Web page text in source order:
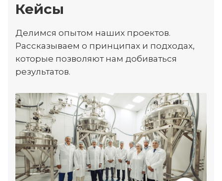
Кейсы
Делимся опытом наших проектов.
Рассказываем о принципах и подходах,
которые позволяют нам добиваться
результатов.